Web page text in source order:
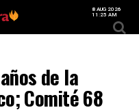
8 AUG 2026
11:25 AM
de la
Comité 68